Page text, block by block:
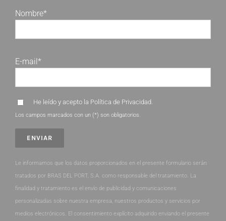
Nombre*
E-mail*
He leído y acepto la Política de Privacidad.
Los campos marcados con un (*) son obligatorios.
Le informamos que los datos proporcionados en el presente formulario serán
tratados por BRAS DEL PORT, S.A. como responsable del tratamiento. La
finalidad y tratamiento es el envío de publicidad y comunicaciones
personalizadas sobre nuestra empresa, nuestros productos y servicios por
medios electrónicos. El consentimiento explícito adquirido enviando el presente